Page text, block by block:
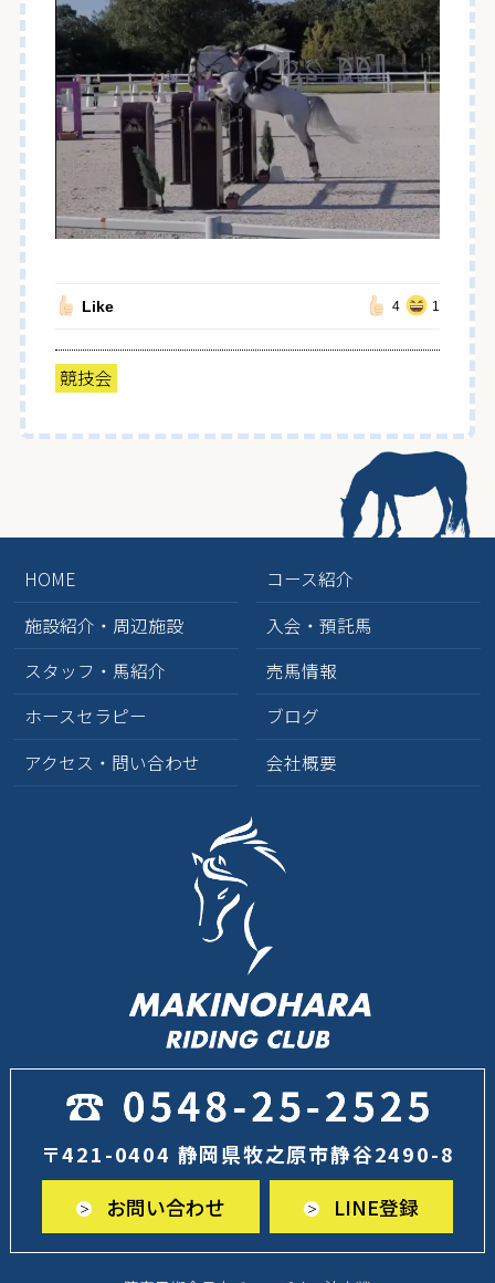
Like 4 1
競技会
HOME
コース紹介
施設紹介・周辺施設
入会・預託馬
スタッフ・馬紹介
売馬情報
ホースセラピー
ブログ
アクセス・問い合わせ
会社概要
〒421-0404 静岡県牧之原市静谷2490-8
お問い合わせ
LINE登録